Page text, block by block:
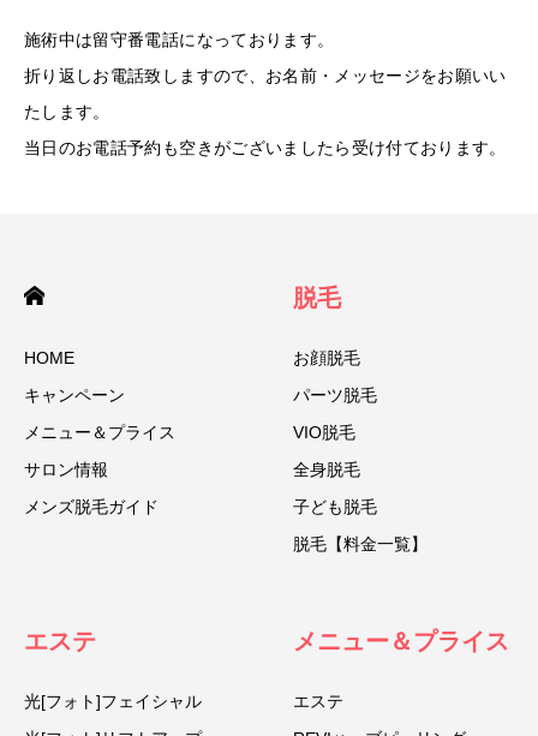
施術中は留守番電話になっております。
折り返しお電話致しますので、お名前・メッセージをお願いい
たします。
当日のお電話予約も空きがございましたら受け付ております。
HOME
キャンペーン
メニュー＆プライス
サロン情報
メンズ脱毛ガイド
脱毛
お顔脱毛
パーツ脱毛
VIO脱毛
全身脱毛
子ども脱毛
脱毛【料金一覧】
エステ
光[フォト]フェイシャル
メニュー＆プライス
エステ